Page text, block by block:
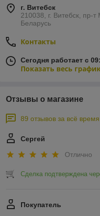
г. Витебск
210038, г. Витебск, пр-
Беларусь
Контакты
Сегодня работает с
Показать весь
Отзывы о магазине
89 отзывов за всё время
Сергей
Отлично
Сделка подтверждена
Покупатель